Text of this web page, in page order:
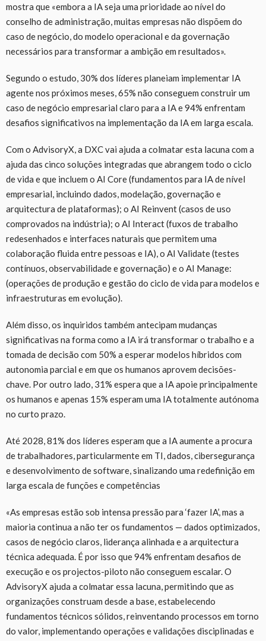
mostra que «embora a IA seja uma prioridade ao nível do
conselho de administração, muitas empresas não dispõem do
caso de negócio, do modelo operacional e da governação
necessários para transformar a ambição em resultados».
Segundo o estudo, 30% dos líderes planeiam implementar IA
agente nos próximos meses, 65% não conseguem construir um
caso de negócio empresarial claro para a IA e 94% enfrentam
desafios significativos na implementação da IA em larga escala.
Com o AdvisoryX, a DXC vai ajuda a colmatar esta lacuna com a
ajuda das cinco soluções integradas que abrangem todo o ciclo
de vida e que incluem o AI Core (fundamentos para IA de nível
empresarial, incluindo dados, modelação, governação e
arquitectura de plataformas); o AI Reinvent (casos de uso
comprovados na indústria); o AI Interact (fuxos de trabalho
redesenhados e interfaces naturais que permitem uma
colaboração fluida entre pessoas e IA), o AI Validate (testes
contínuos, observabilidade e governação) e o AI Manage:
(operações de produção e gestão do ciclo de vida para modelos e
infraestruturas em evolução).
Além disso, os inquiridos também antecipam mudanças
significativas na forma como a IA irá transformar o trabalho e a
tomada de decisão com 50% a esperar modelos híbridos com
autonomia parcial e em que os humanos aprovem decisões-
chave. Por outro lado, 31% espera que a IA apoie principalmente
os humanos e apenas 15% esperam uma IA totalmente autónoma
no curto prazo.
Até 2028, 81% dos líderes esperam que a IA aumente a procura
de trabalhadores, particularmente em TI, dados, cibersegurança
e desenvolvimento de software, sinalizando uma redefinição em
larga escala de funções e competências
«As empresas estão sob intensa pressão para ‘fazer IA’, mas a
maioria continua a não ter os fundamentos — dados optimizados,
casos de negócio claros, liderança alinhada e a arquitectura
técnica adequada. É por isso que 94% enfrentam desafios de
execução e os projectos-piloto não conseguem escalar. O
AdvisoryX ajuda a colmatar essa lacuna, permitindo que as
organizações construam desde a base, estabelecendo
fundamentos técnicos sólidos, reinventando processos em torno
do valor, implementando operações e validações disciplinadas e